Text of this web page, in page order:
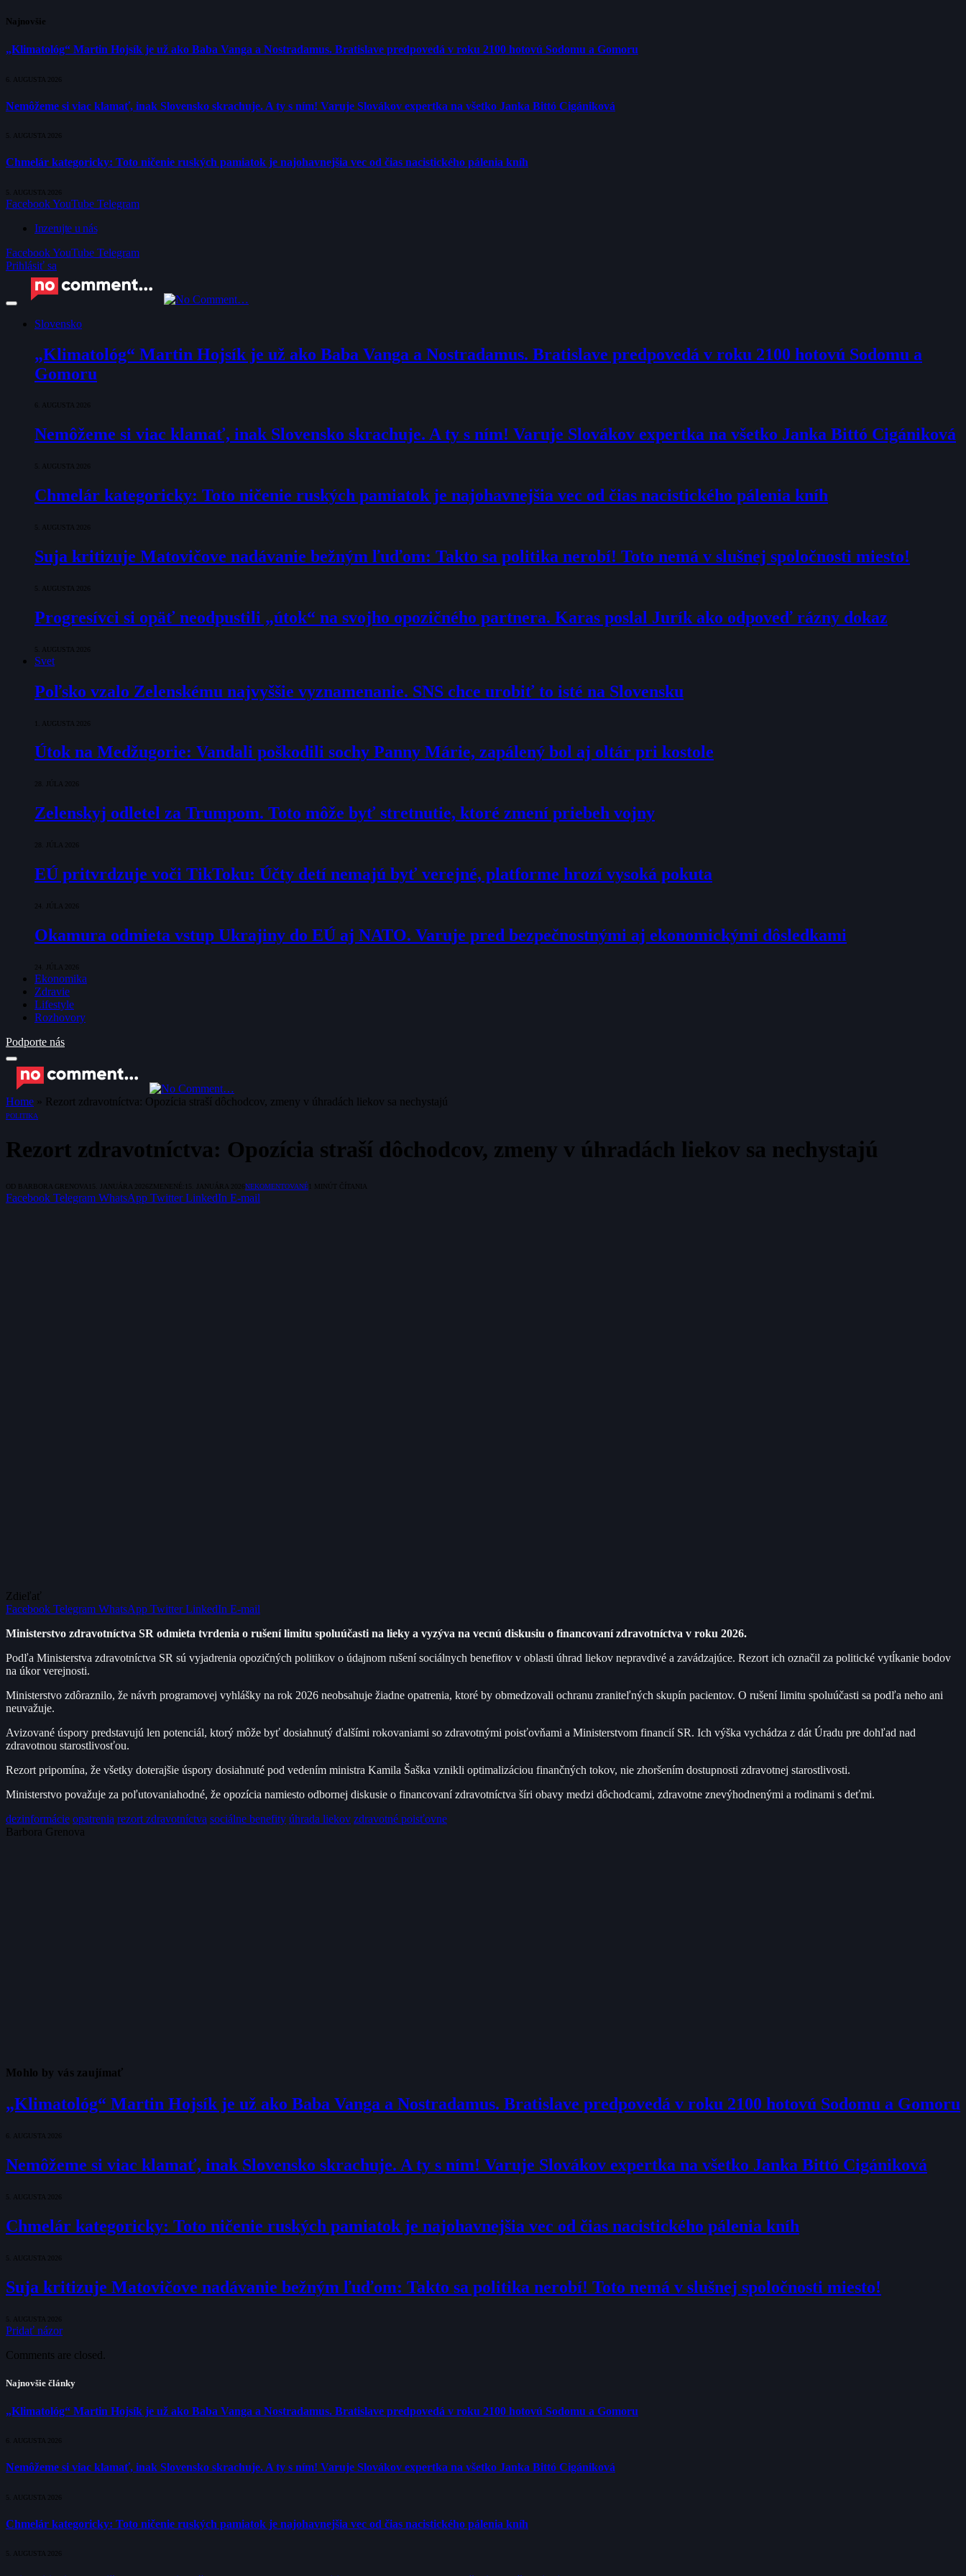
Najnovšie
„Klimatológ“ Martin Hojsík je už ako Baba Vanga a Nostradamus. Bratislave predpovedá v roku 2100 hotovú Sodomu a Gomoru
6. AUGUSTA 2026
Nemôžeme si viac klamať, inak Slovensko skrachuje. A ty s ním! Varuje Slovákov expertka na všetko Janka Bittó Cigániková
5. AUGUSTA 2026
Chmelár kategoricky: Toto ničenie ruských pamiatok je najohavnejšia vec od čias nacistického pálenia kníh
5. AUGUSTA 2026
FacebookYouTube Telegram
Inzerujte u nás
FacebookYouTube Telegram
Prihlásiť sa
Slovensko
„Klimatológ“ Martin Hojsík je už ako Baba Vanga a Nostradamus. Bratislave predpovedá v roku 2100 hotovú Sodomu a
Gomoru
6. AUGUSTA 2026
Nemôžeme si viac klamať, inak Slovensko skrachuje. A ty s ním! Varuje Slovákov expertka na všetko Janka Bittó Cigániková
5. AUGUSTA 2026
Chmelár kategoricky: Toto ničenie ruských pamiatok je najohavnejšia vec od čias nacistického pálenia kníh
5. AUGUSTA 2026
Suja kritizuje Matovičove nadávanie bežným ľuďom: Takto sa politika nerobí! Toto nemá v slušnej spoločnosti miesto!
5. AUGUSTA 2026
Progresívci si opäť neodpustili „útok“ na svojho opozičného partnera. Karas poslal Jurík ako odpoveď rázny dokaz
5. AUGUSTA 2026
Svet
Poľsko vzalo Zelenskému najvyššie vyznamenanie. SNS chce urobiť to isté na Slovensku
1. AUGUSTA 2026
Útok na Medžugorie: Vandali poškodili sochy Panny Márie, zapálený bol aj oltár pri kostole
28. JÚLA 2026
Zelenskyj odletel za Trumpom. Toto môže byť stretnutie, ktoré zmení priebeh vojny
28. JÚLA 2026
EÚ pritvrdzuje voči TikToku: Účty detí nemajú byť verejné, platforme hrozí vysoká pokuta
24. JÚLA 2026
Okamura odmieta vstup Ukrajiny do EÚ aj NATO. Varuje pred bezpečnostnými aj ekonomickými dôsledkami
24. JÚLA 2026
Ekonomika
Zdravie
Lifestyle
Rozhovory
Podporte nás
Home » Rezort zdravotníctva: Opozícia straší dôchodcov, zmeny v úhradách liekov sa nechystajú
POLITIKA
Rezort zdravotníctva: Opozícia straší dôchodcov, zmeny v úhradách liekov sa nechystajú
OD BARBORA GRENOVA 15. JANUÁRA 2026 ZMENENÉ: 15. JANUÁRA 2026 NEKOMENTOVANÉ1 MINÚT ČÍTANIA
Facebook Telegram WhatsApp Twitter LinkedIn E-mail
Zdieľať
Facebook Telegram WhatsApp Twitter LinkedIn E-mail
Ministerstvo zdravotníctva SR odmieta tvrdenia o rušení limitu spoluúčasti na lieky a vyzýva na vecnú diskusiu o financovaní zdravotníctva v roku 2026.
Podľa Ministerstva zdravotníctva SR sú vyjadrenia opozičných politikov o údajnom rušení sociálnych benefitov v oblasti úhrad liekov nepravdivé a zavádzajúce. Rezort ich označil za politické vytĺkanie bodov
na úkor verejnosti.
Ministerstvo zdôraznilo, že návrh programovej vyhlášky na rok 2026 neobsahuje žiadne opatrenia, ktoré by obmedzovali ochranu zraniteľných skupín pacientov. O rušení limitu spoluúčasti sa podľa neho ani
neuvažuje.
Avizované úspory predstavujú len potenciál, ktorý môže byť dosiahnutý ďalšími rokovaniami so zdravotnými poisťovňami a Ministerstvom financií SR. Ich výška vychádza z dát Úradu pre dohľad nad
zdravotnou starostlivosťou.
Rezort pripomína, že všetky doterajšie úspory dosiahnuté pod vedením ministra Kamila Šaška vznikli optimalizáciou finančných tokov, nie zhoršením dostupnosti zdravotnej starostlivosti.
Ministerstvo považuje za poľutovaniahodné, že opozícia namiesto odbornej diskusie o financovaní zdravotníctva šíri obavy medzi dôchodcami, zdravotne znevýhodnenými a rodinami s deťmi.
dezinformácie opatrenia rezort zdravotníctva sociálne benefity úhrada liekov zdravotné poisťovne
Barbora Grenova
Mohlo by vás zaujímať
„Klimatológ“ Martin Hojsík je už ako Baba Vanga a Nostradamus. Bratislave predpovedá v roku 2100 hotovú Sodomu a Gomoru
6. AUGUSTA 2026
Nemôžeme si viac klamať, inak Slovensko skrachuje. A ty s ním! Varuje Slovákov expertka na všetko Janka Bittó Cigániková
5. AUGUSTA 2026
Chmelár kategoricky: Toto ničenie ruských pamiatok je najohavnejšia vec od čias nacistického pálenia kníh
5. AUGUSTA 2026
Suja kritizuje Matovičove nadávanie bežným ľuďom: Takto sa politika nerobí! Toto nemá v slušnej spoločnosti miesto!
5. AUGUSTA 2026
Pridať názor
Comments are closed.
Najnovšie články
„Klimatológ“ Martin Hojsík je už ako Baba Vanga a Nostradamus. Bratislave predpovedá v roku 2100 hotovú Sodomu a Gomoru
6. AUGUSTA 2026
Nemôžeme si viac klamať, inak Slovensko skrachuje. A ty s ním! Varuje Slovákov expertka na všetko Janka Bittó Cigániková
5. AUGUSTA 2026
Chmelár kategoricky: Toto ničenie ruských pamiatok je najohavnejšia vec od čias nacistického pálenia kníh
5. AUGUSTA 2026